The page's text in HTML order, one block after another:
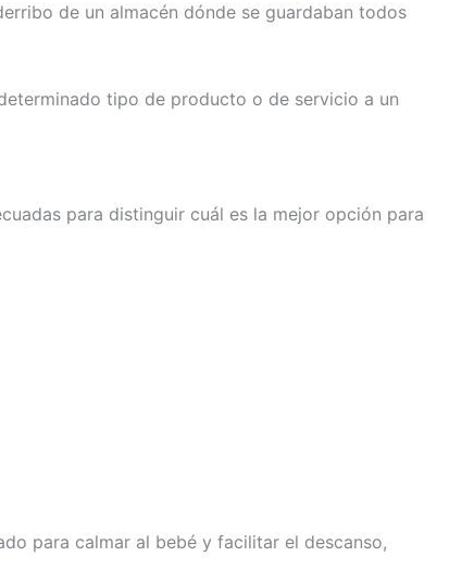
de un almacén dónde se guardaban todos
tipo de producto o de servicio a un
para distinguir cuál es la mejor opción para
para calmar al bebé y facilitar el descanso,